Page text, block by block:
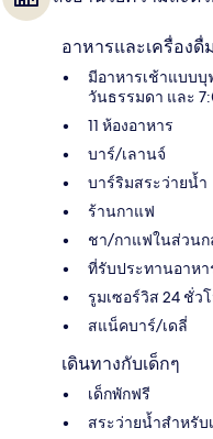
อาหารและเครื่องดื่ม
มีอาหารเช้าแบบบุ
วันธรรมดา และ
11 ห้องอาหาร
บาร์/เลานจ์
บาร์ริมสระว่ายน้ำ
ร้านกาแฟ
ชา/กาแฟในส่วนก
ที่รับประทานอาห
รูมเซอร์วิส 24 ชั่ว
สแน็คบาร์/เดลี่
เดินทางกับเด็กๆ
เด็กพักฟรี
สระว่ายน้ำสำหรับ